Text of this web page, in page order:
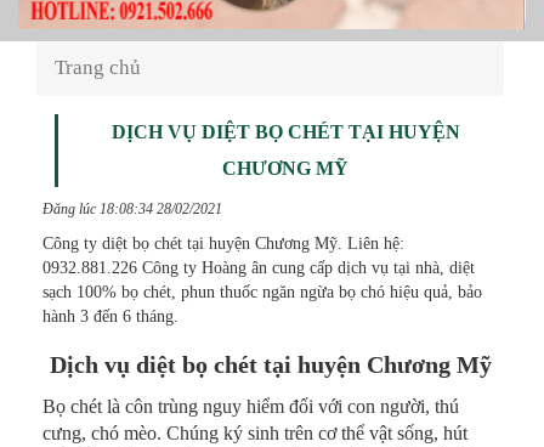
Trang chủ
DỊCH VỤ DIỆT BỌ CHÉT TẠI HUYỆN
CHƯƠNG MỸ
Đăng lúc 18:08:34 28/02/2021
Công ty diệt bọ chét tại huyện Chương Mỹ. Liên hệ:
0932.881.226 Công ty Hoàng ân cung cấp dịch vụ tại nhà, diệt
sạch 100% bọ chét, phun thuốc ngăn ngừa bọ chó hiệu quả, bảo
hành 3 đến 6 tháng.
Dịch vụ diệt bọ chét tại huyện Chương Mỹ
Bọ chét là côn trùng nguy hiểm đối với con người, thú
cưng, chó mèo. Chúng ký sinh trên cơ thể vật sống, hút